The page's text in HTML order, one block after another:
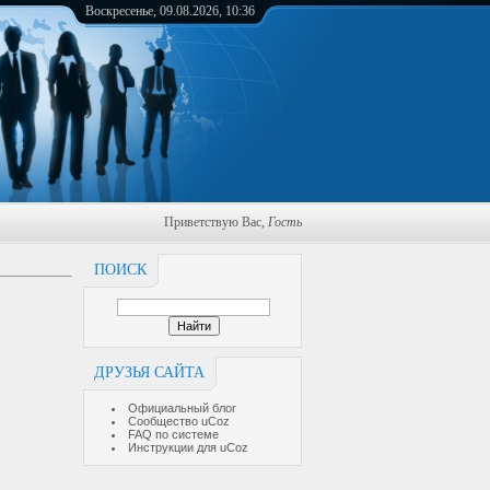
Воскресенье, 09.08.2026, 10:36
Приветствую Вас, Гость
ПОИСК
ДРУЗЬЯ САЙТА
Официальный блог
Сообщество uCoz
FAQ по системе
Инструкции для uCoz